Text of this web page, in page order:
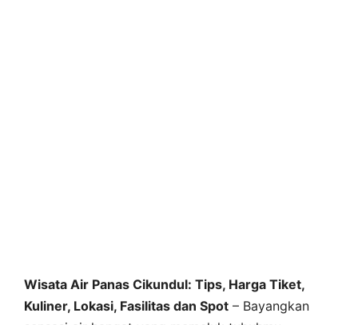
Wisata Air Panas Cikundul: Tips, Harga Tiket,
Kuliner, Lokasi, Fasilitas dan Spot – Bayangkan